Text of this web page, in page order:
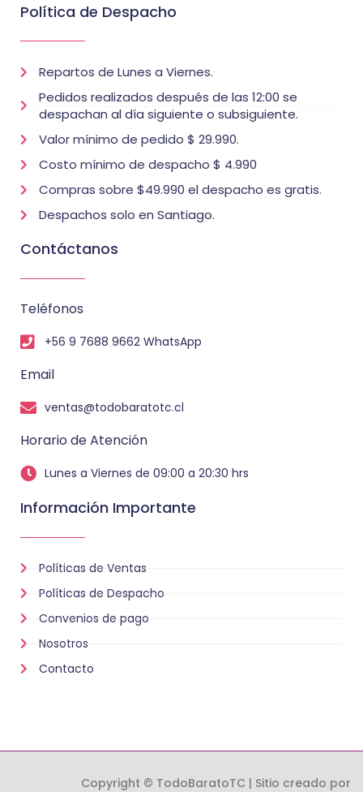
Política de Despacho
Repartos de Lunes a Viernes.
Pedidos realizados después de las 12:00 se
despachan al día siguiente o subsiguiente.
Valor mínimo de pedido $ 29.990.
Costo mínimo de despacho $ 4.990
Compras sobre $49.990 el despacho es gratis.
Despachos solo en Santiago.
Contáctanos
Teléfonos
+56 9 7688 9662 WhatsApp
Email
ventas@todobaratotc.cl
Horario de Atención
Lunes a Viernes de 09:00 a 20:30 hrs
Información Importante
Políticas de Ventas
Políticas de Despacho
Convenios de pago
Nosotros
Contacto
Copyright © TodoBaratoTC | Sitio creado por